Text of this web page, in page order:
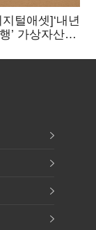
지털애셋]‘내년
’ 가상자산
넘을까